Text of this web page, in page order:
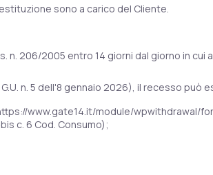
sono a carico del Cliente.
n. 206/2005 entro 14 giorni dal giorno in
n. 5 dell'8 gennaio 2026), il recesso
www.gate14.it/module/wpwithdrawal/
c. 6 Cod. Consumo);